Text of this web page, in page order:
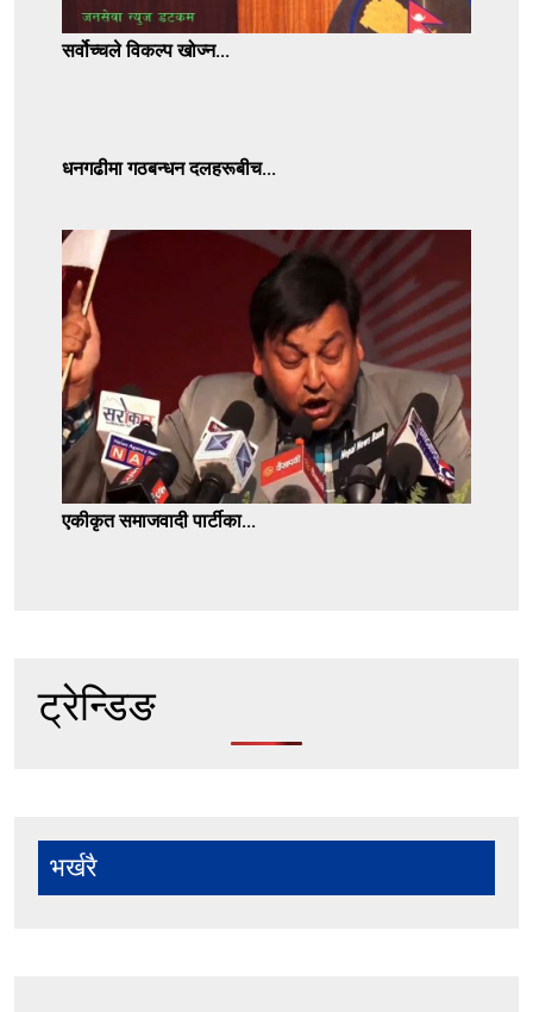
सर्वोच्चले विकल्प खोज्न...
धनगढीमा गठबन्धन दलहरूबीच...
एकीकृत समाजवादी पार्टीका...
ट्रेन्डिङ
भर्खरै